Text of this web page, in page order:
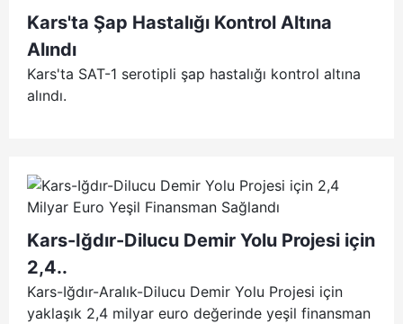
Kars'ta Şap Hastalığı Kontrol Altına
Alındı
Kars'ta SAT-1 serotipli şap hastalığı kontrol altına
alındı.
Kars-Iğdır-Dilucu Demir Yolu Projesi için
2,4..
Kars-Iğdır-Aralık-Dilucu Demir Yolu Projesi için
yaklaşık 2,4 milyar euro değerinde yeşil finansman